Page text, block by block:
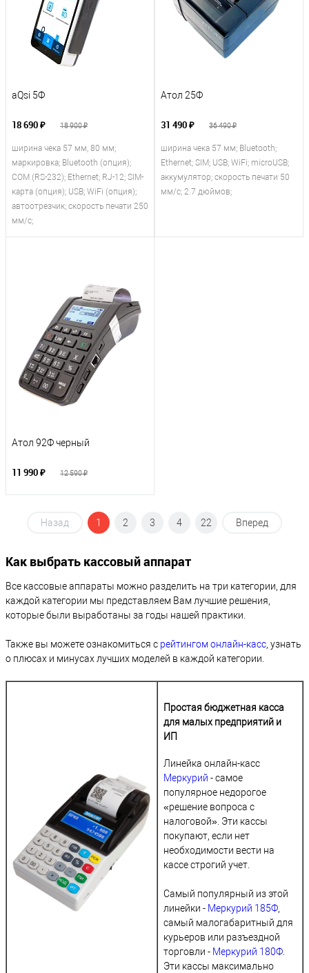
aQsi 5Ф
18 690 ₽ 18 900 ₽
ширина чека 57 мм, 80 мм;
маркировка; Bluetooth (опция);
COM (RS-232); Ethernet; RJ-12; SIM-
карта (опция); USB; WiFi (опция);
автоотрезчик; скорость печати 250
мм/с;
Атол 25Ф
31 490 ₽ 36 490 ₽
ширина чека 57 мм; Bluetooth;
Ethernet; SIM; USB; WiFi; microUSB;
аккумулятор; скорость печати 50
мм/с; 2.7 дюймов;
Атол 92Ф черный
11 990 ₽ 12 590 ₽
Назад 1 2 3 4 22 Вперед
Как выбрать кассовый аппарат
Все кассовые аппараты можно разделить на три категории, для
каждой категории мы представляем Вам лучшие решения,
которые были выработаны за годы нашей практики.
Также вы можете ознакомиться с рейтингом онлайн-касс, узнать
о плюсах и минусах лучших моделей в каждой категории.
Простая бюджетная касса
для малых предприятий и
ИП
Линейка онлайн-касс
Меркурий - самое
популярное недорогое
«решение вопроса с
налоговой»‎. Эти кассы
покупают, если нет
необходимости вести на
кассе строгий учет.
Самый популярный из этой
линейки - Меркурий 185Ф,
самый малогабаритный для
курьеров или разъездной
торговли - Меркурий 180Ф.
Эти кассы максимально